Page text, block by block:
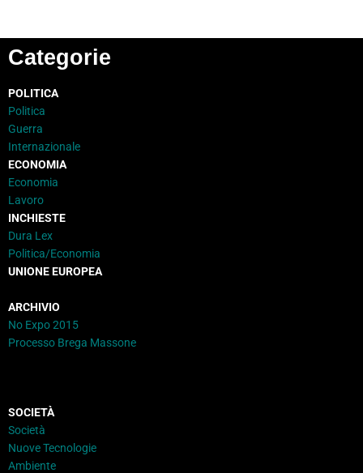
Categorie
POLITICA
Politica
Guerra
Internazionale
ECONOMIA
Economia
Lavoro
INCHIESTE
Dura Lex
Politica/Economia
UNIONE EUROPEA
ARCHIVIO
No Expo 2015
Processo Brega Massone
SOCIETÀ
Società
Nuove Tecnologie
Ambiente